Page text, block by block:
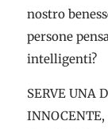
nostro
persone
intelligenti?
SERVE UNA
INNOCENTE,